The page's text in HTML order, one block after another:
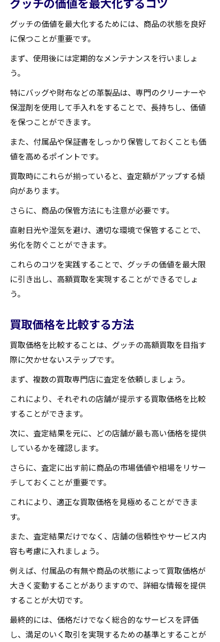
グッチの価値を最大化するためには、商品の状態を良好
に保つことが重要です。
まず、使用後には定期的なメンテナンスを行いましょ
う。
特にバッグや財布などの革製品は、専門のクリーナーや
保湿剤を使用して手入れをすることで、長持ちし、価値
を保つことができます。
また、付属品や保証書をしっかり保管しておくことも価
値を高めるポイントです。
買取時にこれらが揃っていると、査定額がアップする傾
向があります。
さらに、商品の保管方法にも注意が必要です。
直射日光や湿気を避け、適切な環境で保管することで、
劣化を防ぐことができます。
これらのコツを実践することで、グッチの価値を最大限
に引き出し、高額買取を実現することができるでしょ
う。
買取価格を比較する方法
買取価格を比較することは、グッチの高額買取を目指す
際に欠かせないステップです。
まず、複数の買取専門店に査定を依頼しましょう。
これにより、それぞれの店舗が提示する買取価格を比較
することができます。
次に、査定結果を元に、どの店舗が最も高い価格を提供
しているかを確認します。
さらに、査定に出す前に商品の市場価値や相場をリサー
チしておくことが重要です。
これにより、適正な買取価格を見極めることができま
す。
また、査定結果だけでなく、店舗の信頼性やサービス内
容も考慮に入れましょう。
例えば、付属品の有無や商品の状態によって買取価格が
大きく変動することがありますので、詳細な情報を提供
することが大切です。
最終的には、価格だけでなく総合的なサービスを評価
し、満足のいく取引を実現するための基準とすることが